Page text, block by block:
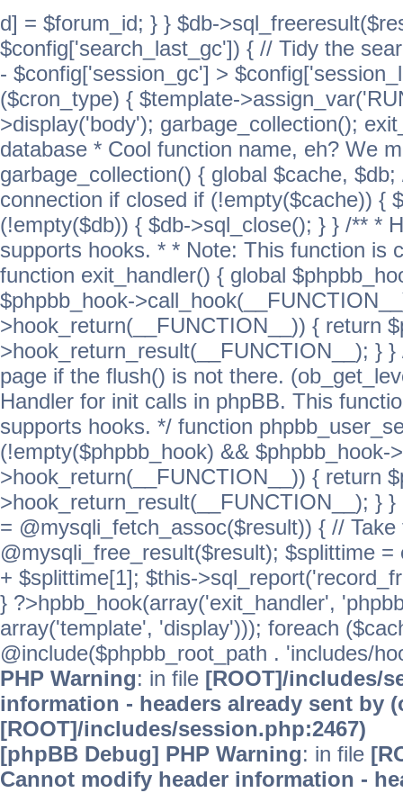
d] = $forum_id; } } $db-
$config['search_last_gc']) { // Tidy the
- $config['session_gc'] >
($cron_type) { $template-
>display('body'); garbage_collection();
database * Cool function name, eh? We
garbage_collection() { global $cache,
connection if closed if (!empty($cache)) {
(!empty($db)) { $db->sql_close(); } } /** *
supports hooks. * * Note: This function is
function exit_handler() { global
$phpbb_hook-
>hook_return(__FUNCTION__)) { return
>hook_return_result(__FUNCTION__); }
page if the flush() is not there.
Handler for init calls in phpBB. This
supports hooks. */ function
(!empty($phpbb_hook) &&
>hook_return(__FUNCTION__)) { return
>hook_return_result(__FUNCTION__); }
= @mysqli_fetch_assoc($result)) { //
@mysqli_free_result($result); $splittime
+ $splittime[1]; $this-
} ?>hpbb_hook(array('exit_handler',
array('template', 'display'))); foreach
@include($phpbb_root_path . 'includes/
PHP Warning: in file [ROOT]/includes/
information - headers already sent by
[ROOT]/includes/session.php:2467)
[phpBB Debug] PHP Warning: in file
Cannot modify header information -